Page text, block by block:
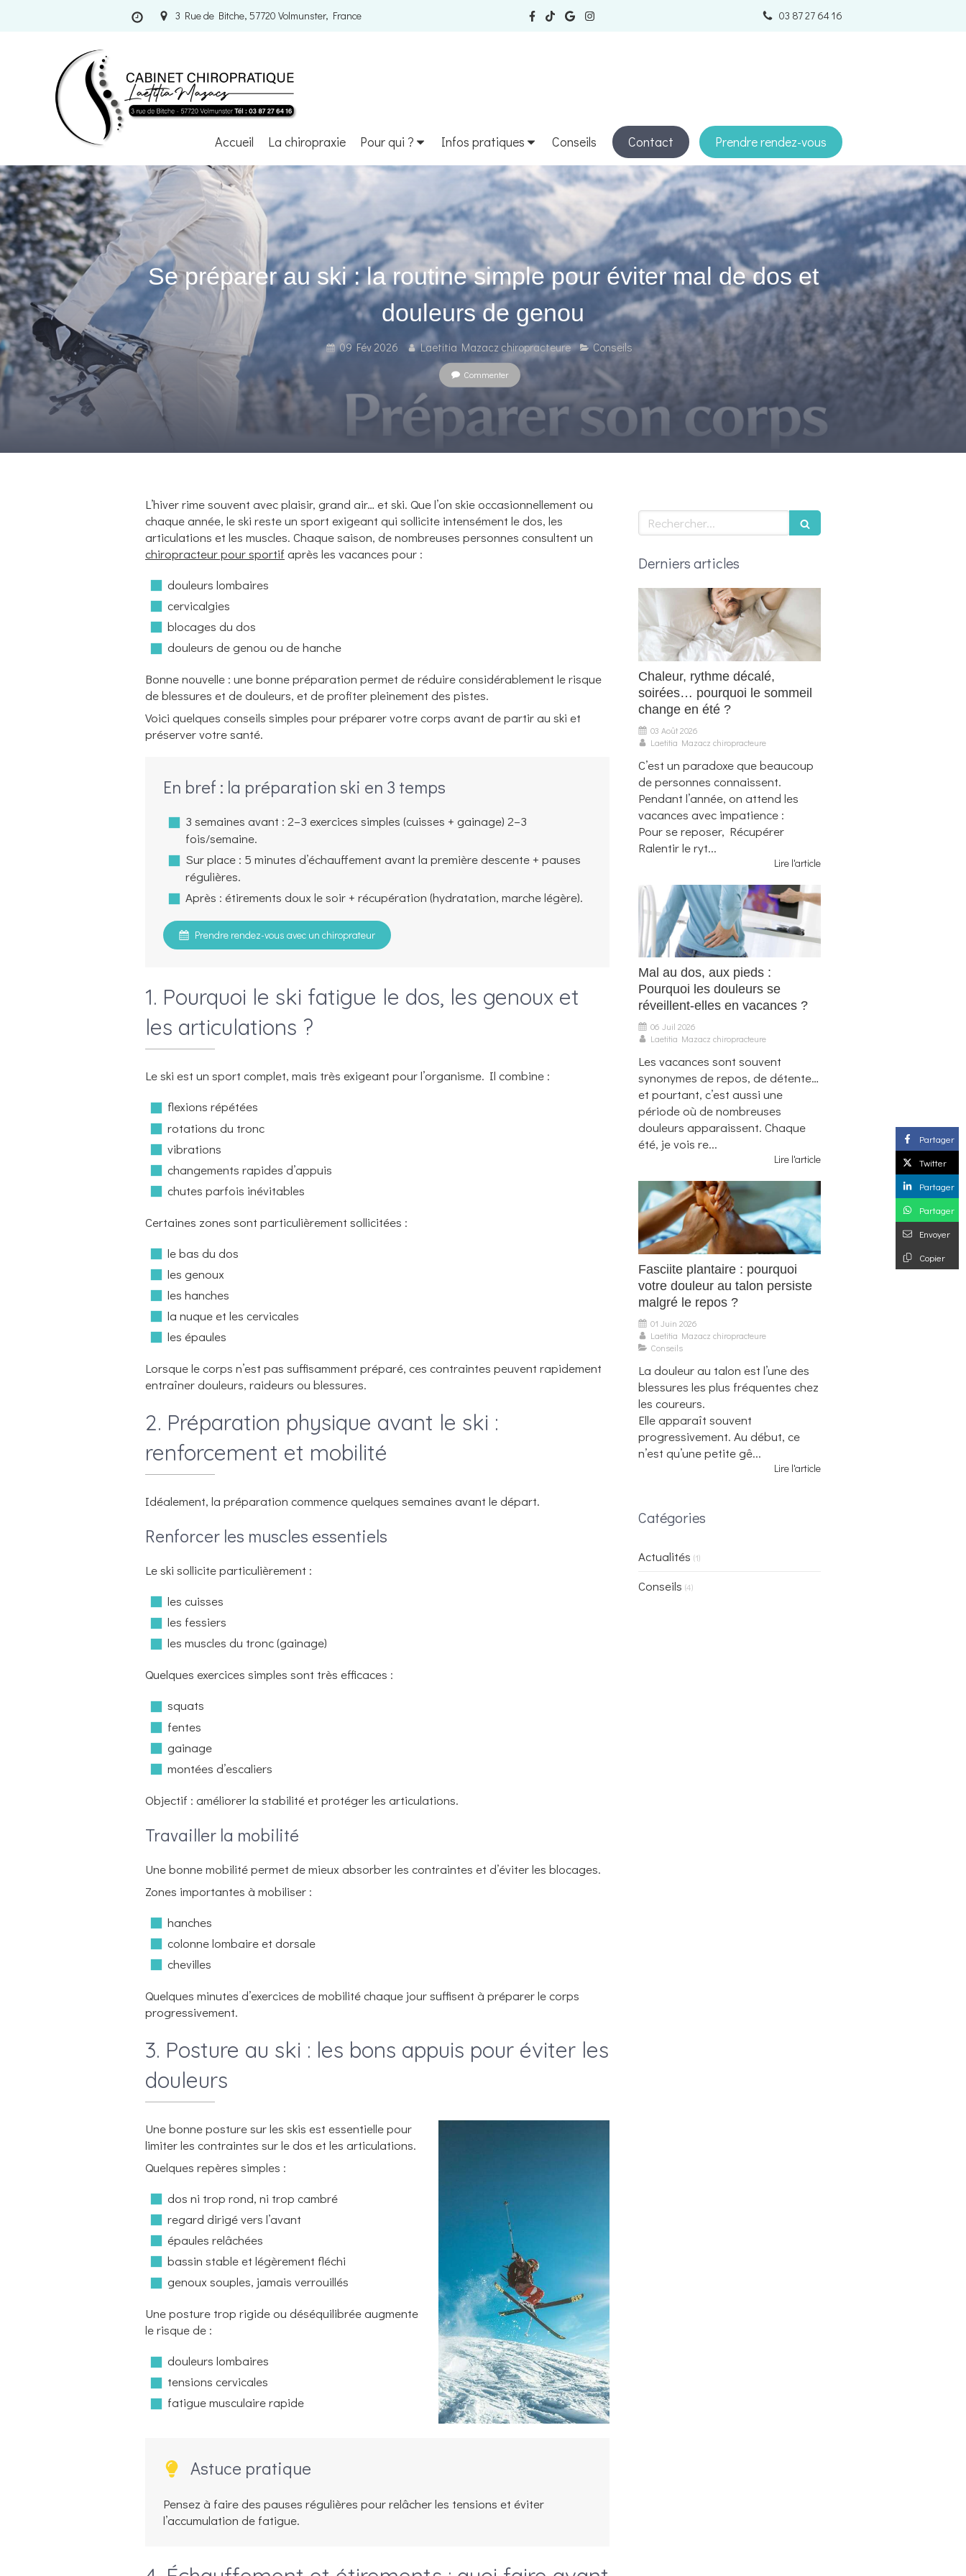
3 Rue de Bitche, 57720 Volmunster, France 03 87 27 64 16
Accueil La chiropraxie Pour qui ? Infos pratiques Conseils Contact Prendre rendez-vous
Se préparer au ski : la routine simple pour éviter mal de dos et
douleurs de genou
09 Fév 2026 Laetitia Mazacz chiropracteure Conseils
Commenter
L’hiver rime souvent avec plaisir, grand air… et ski. Que l’on skie occasionnellement ou
chaque année, le ski reste un sport exigeant qui sollicite intensément le dos, les
articulations et les muscles. Chaque saison, de nombreuses personnes consultent un
chiropracteur pour sportif après les vacances pour :
douleurs lombaires
cervicalgies
blocages du dos
douleurs de genou ou de hanche
Bonne nouvelle : une bonne préparation permet de réduire considérablement le risque
de blessures et de douleurs, et de profiter pleinement des pistes.
Voici quelques conseils simples pour préparer votre corps avant de partir au ski et
préserver votre santé.
En bref : la préparation ski en 3 temps
3 semaines avant : 2–3 exercices simples (cuisses + gainage) 2–3
fois/semaine.
Sur place : 5 minutes d’échauffement avant la première descente + pauses
régulières.
Après : étirements doux le soir + récupération (hydratation, marche légère).
Prendre rendez-vous avec un chiroprateur
1. Pourquoi le ski fatigue le dos, les genoux et
les articulations ?
Le ski est un sport complet, mais très exigeant pour l’organisme. Il combine :
flexions répétées
rotations du tronc
vibrations
changements rapides d’appuis
chutes parfois inévitables
Certaines zones sont particulièrement sollicitées :
le bas du dos
les genoux
les hanches
la nuque et les cervicales
les épaules
Lorsque le corps n’est pas suffisamment préparé, ces contraintes peuvent rapidement
entraîner douleurs, raideurs ou blessures.
2. Préparation physique avant le ski :
renforcement et mobilité
Idéalement, la préparation commence quelques semaines avant le départ.
Renforcer les muscles essentiels
Le ski sollicite particulièrement :
les cuisses
les fessiers
les muscles du tronc (gainage)
Quelques exercices simples sont très efficaces :
squats
fentes
gainage
montées d’escaliers
Objectif : améliorer la stabilité et protéger les articulations.
Travailler la mobilité
Une bonne mobilité permet de mieux absorber les contraintes et d’éviter les blocages.
Zones importantes à mobiliser :
hanches
colonne lombaire et dorsale
chevilles
Quelques minutes d’exercices de mobilité chaque jour suffisent à préparer le corps
progressivement.
3. Posture au ski : les bons appuis pour éviter les
douleurs
Une bonne posture sur les skis est essentielle pour
limiter les contraintes sur le dos et les articulations.
Quelques repères simples :
dos ni trop rond, ni trop cambré
regard dirigé vers l’avant
épaules relâchées
bassin stable et légèrement fléchi
genoux souples, jamais verrouillés
Une posture trop rigide ou déséquilibrée augmente
le risque de :
douleurs lombaires
tensions cervicales
fatigue musculaire rapide
Astuce pratique
Pensez à faire des pauses régulières pour relâcher les tensions et éviter
l’accumulation de fatigue.
Partager
Twitter
Partager
Partager
Envoyer
Copier
Rechercher
Derniers articles
Chaleur, rythme décalé,
soirées… pourquoi le sommeil
change en été ?
03 Août 2026
Laetitia Mazacz chiropracteure
C’est un paradoxe que beaucoup
de personnes connaissent.
Pendant l’année, on attend les
vacances avec impatience :
Pour se reposer, Récupérer
Ralentir le ryt...
Lire l'article
Mal au dos, aux pieds :
Pourquoi les douleurs se
réveillent-elles en vacances ?
06 Juil 2026
Laetitia Mazacz chiropracteure
Les vacances sont souvent
synonymes de repos, de détente…
et pourtant, c’est aussi une
période où de nombreuses
douleurs apparaissent. Chaque
été, je vois re...
Lire l'article
Fasciite plantaire : pourquoi
votre douleur au talon persiste
malgré le repos ?
01 Juin 2026
Laetitia Mazacz chiropracteure
Conseils
La douleur au talon est l’une des
blessures les plus fréquentes chez
les coureurs.
Elle apparaît souvent
progressivement. Au début, ce
n’est qu’une petite gê...
Lire l'article
Catégories
Actualités (1)
Conseils (4)